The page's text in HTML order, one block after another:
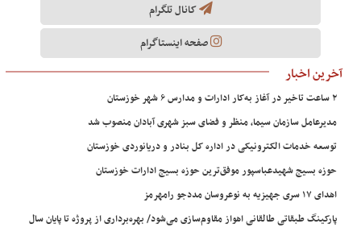
کانال تلگرام
صفحه اینستاگرام
آخرین اخبار
۲ ساعت تاخیر در آغاز به‌کار ادارات و مدارس ۶ شهر خوزستان
مدیرعامل سازمان سیما، منظر و فضای سبز شهری آبادان منصوب شد
توسعه خدمات الکترونیکی در اداره کل بنادر و دریانوردی خوزستان
حوزه بسیج شهیدعباسپور موفق‌ترین حوزه بسیج ادارات خوزستان
اهدای ۱۷ سری جهیزیه به نوعروسان مددجو رامهرمز
پارکینگ طبقاتی طالقانی اهواز مقاوم‌سازی می‌شود/ بهره‌برداری از پروژه تا پایان سال